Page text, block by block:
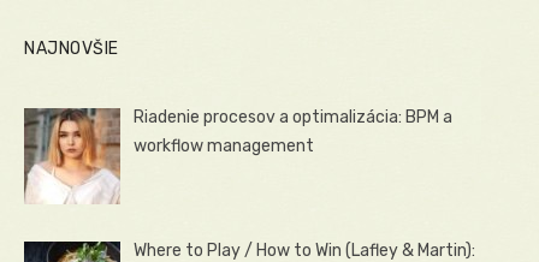
NAJNOVŠIE
Riadenie procesov a optimalizácia: BPM a
workflow management
Where to Play / How to Win (Lafley & Martin):